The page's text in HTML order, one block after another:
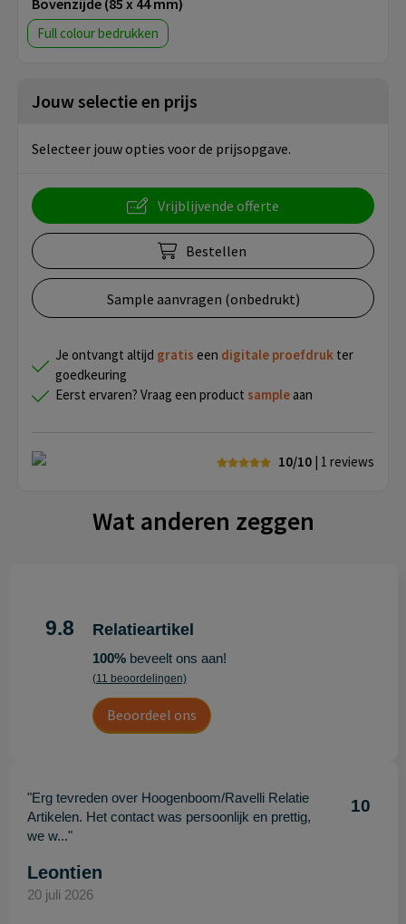
Bovenzijde (85 x 44 mm)
Full colour
Jouw selectie en prijs
Selecteer jouw opties voor de prijsopgave.
Vrijblijvende offerte
Bestellen
Sample aanvragen (onbedrukt)
Je ontvangt altijd gratis een digitale proefdruk ter
goedkeuring
Eerst ervaren? Vraag een product sample aan
10/10 | 1 reviews
Wat anderen zeggen
9.8 Relatieartikel
100%beveelt ons aan!
(11 beoordelingen)
Beoordeel ons
"Erg tevreden over Hoogenboom/Ravelli Relatie
Artikelen. Het contact was persoonlijk en prettig,
we w..."
10
Leontien
20 juli 2026